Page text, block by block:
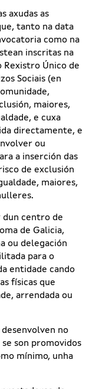
axudas as
tanto na data
como na
inscritas na
Rexistro Único de
Sociais (en
maiores,
e cuxa
directamente, e
ou
a inserción das
de exclusión
maiores,
dun centro de
de Galicia,
ou delegación
para o
entidade cando
físicas que
arrendada ou
desenvolven no
son promovidos
mínimo, unha